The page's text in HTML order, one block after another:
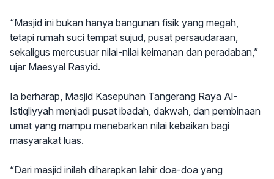
“Masjid ini bukan hanya bangunan fisik yang megah,
tetapi rumah suci tempat sujud, pusat persaudaraan,
sekaligus mercusuar nilai-nilai keimanan dan peradaban,”
ujar Maesyal Rasyid.
Ia berharap, Masjid Kasepuhan Tangerang Raya Al-
Istiqliyyah menjadi pusat ibadah, dakwah, dan pembinaan
umat yang mampu menebarkan nilai kebaikan bagi
masyarakat luas.
“Dari masjid inilah diharapkan lahir doa-doa yang